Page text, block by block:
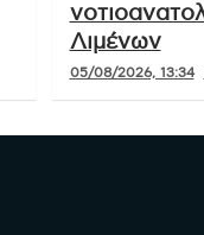
Λιμένων
05/08/2026, 13:34